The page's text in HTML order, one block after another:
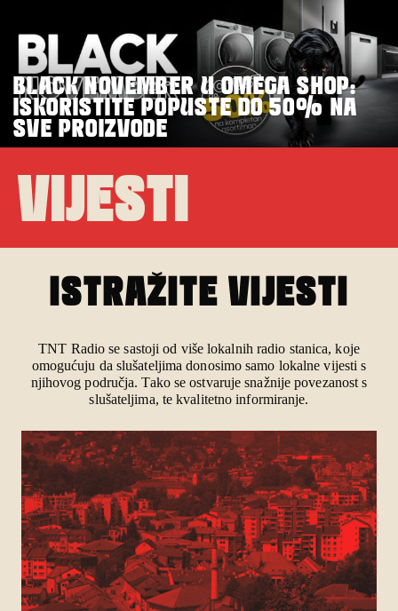
BLACK NOVEMBER U OMEGA SHOP:
ISKORISTITE POPUSTE DO 50% NA
SVE PROIZVODE
VIJESTI
ISTRAŽITE VIJESTI
TNT Radio se sastoji od više lokalnih radio stanica, koje
omogućuju da slušateljima donosimo samo lokalne vijesti s
njihovog područja. Tako se ostvaruje snažnije povezanost s
slušateljima, te kvalitetno informiranje.